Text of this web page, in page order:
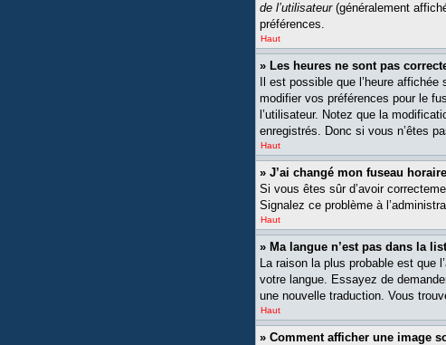
de l’utilisateur(généralement
préférences.
Haut
» Les heures ne sont pas
Il est possible que l’heure
modifier vos préférences pour le
l’utilisateur. Notez que la
enregistrés. Donc si vous n’êtes
Haut
» J’ai changé mon fuseau
Si vous êtes sûr d’avoir
Signalez ce problème à
Haut
» Ma langue n’est pas dans la
La raison la plus probable est que
votre langue. Essayez de
une nouvelle traduction. Vous
Haut
» Comment afficher une image